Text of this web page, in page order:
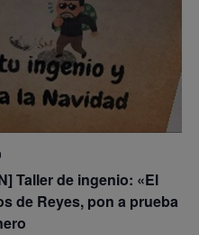
Taller de ingenio: «El
de Reyes, pon a prueba